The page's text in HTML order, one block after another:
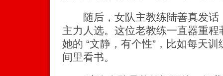
随后，女队主教练陆善真发话
主力人选。这位老教练一直器重
她的 “文静，有个性”，比如每天
间里看书。